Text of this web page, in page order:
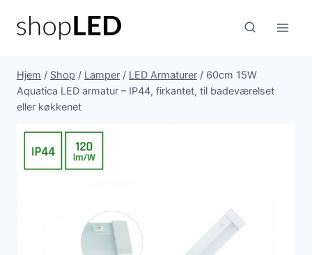
Hjem / Shop / Lamper / LED Armaturer / 60cm 15W
Aquatica LED armatur – IP44, firkantet, til badeværelset
eller køkkenet